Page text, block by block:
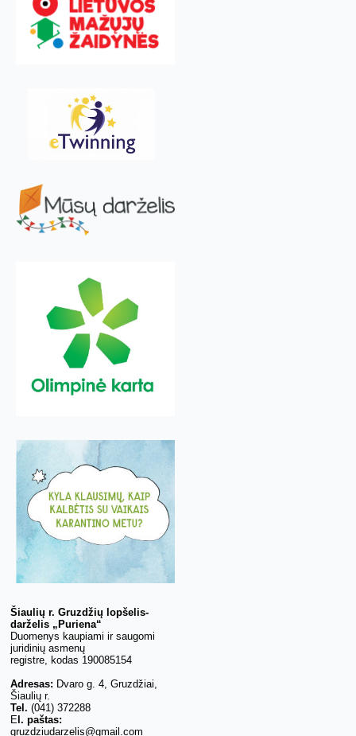
Šiaulių r. Gruzdžių lopšelis-
darželis „Puriena“
Duomenys kaupiami ir saugomi
juridinių asmenų
registre, kodas 190085154
Adresas: Dvaro g. 4, Gruzdžiai,
Šiaulių r.
Tel. (041) 372288
E l. paštas:
gruzdziudarzelis@gmail.com